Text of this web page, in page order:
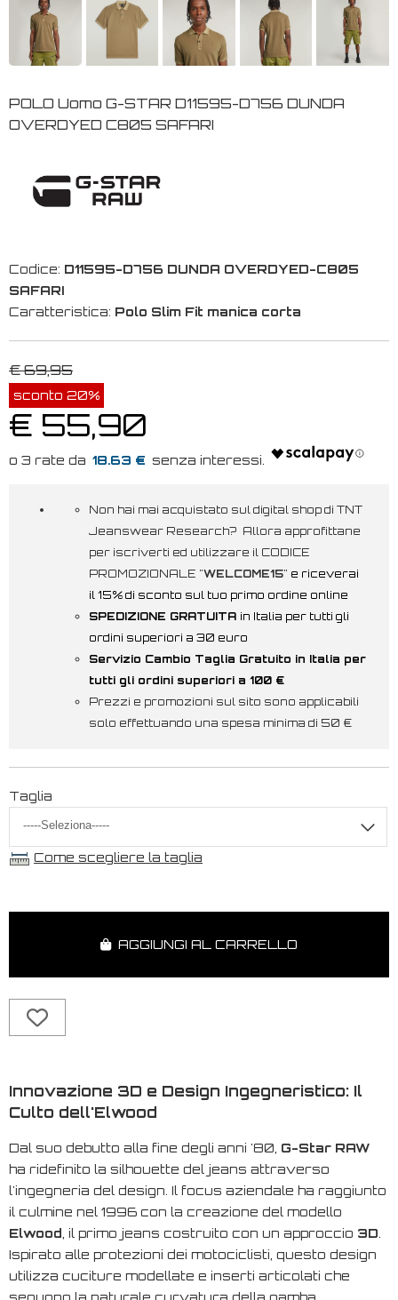
POLO Uomo G-STAR D11595-D756 DUNDA
OVERDYED C805 SAFARI
Codice: D11595-D756 DUNDA OVERDYED-C805
SAFARI
Caratteristica: Polo Slim Fit manica corta
€ 69,95
sconto 20%
€ 55,90
18.63 €
Non hai mai acquistato sul digital shop di TNT
Jeanswear Research? Allora approfittane
per iscriverti ed utilizzare il CODICE
PROMOZIONALE "WELCOME15" e riceverai
il 15% di sconto sul tuo primo ordine online
SPEDIZIONE GRATUITA in Italia per tutti gli
ordini superiori a 30 euro
Servizio Cambio Taglia Gratuito in Italia per
tutti gli ordini superiori a 100 €
Prezzi e promozioni sul sito sono applicabili
solo effettuando una spesa minima di 50 €
Taglia
Come scegliere la taglia
AGGIUNGI AL CARRELLO
Innovazione 3D e Design Ingegneristico: Il
Culto dell'Elwood
Dal suo debutto alla fine degli anni '80, G-Star RAW
ha ridefinito la silhouette del jeans attraverso
l'ingegneria del design. Il focus aziendale ha raggiunto
il culmine nel 1996 con la creazione del modello
Elwood , il primo jeans costruito con un approccio 3D.
Ispirato alle protezioni dei motociclisti, questo design
utilizza cuciture modellate e inserti articolati che
seguono la naturale curvatura della gamba,